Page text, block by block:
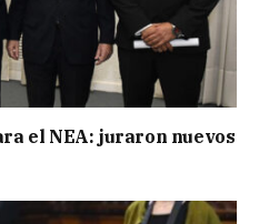
el NEA: juraron nuevos